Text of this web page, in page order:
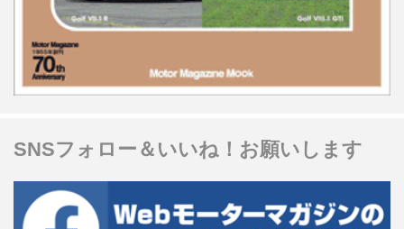
SNSフォロー＆いいね！お願いします